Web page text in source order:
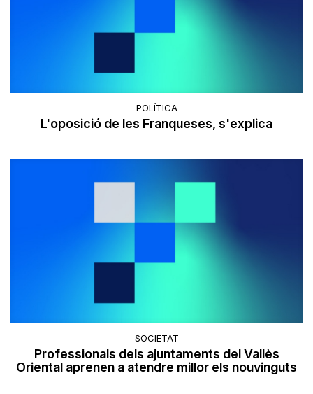
POLÍTICA
L'oposició de les Franqueses, s'explica
SOCIETAT
Professionals dels ajuntaments del Vallès
Oriental aprenen a atendre millor els nouvinguts